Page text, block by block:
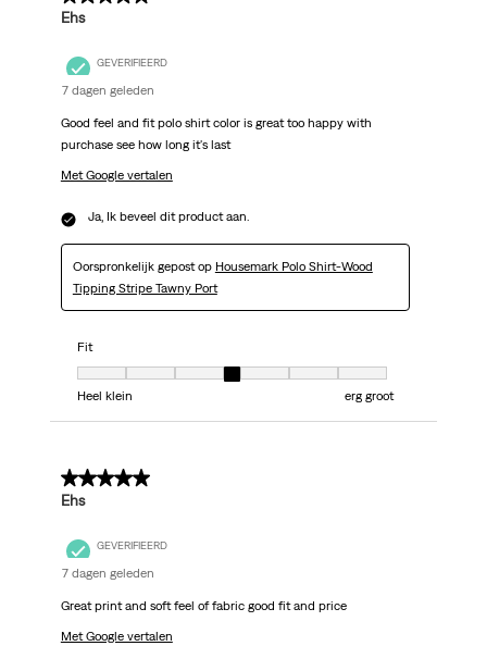
Ehs
GEVERIFIEERD
7 dagen geleden
Good feel and fit polo shirt color is great too happy with
purchase see how long it's last
Met Google vertalen
Ja, Ik beveel dit product aan.
Oorspronkelijk gepost op Housemark Polo Shirt-Wood
Tipping Stripe Tawny Port
Fit
Fit, 4 van 7, waarbij 1 gelijk is aan Heel klein en 7 gelijk is aan erg groot
Heel klein
erg groot
5 van 5 sterren.
Ehs
GEVERIFIEERD
7 dagen geleden
Great print and soft feel of fabric good fit and price
Met Google vertalen